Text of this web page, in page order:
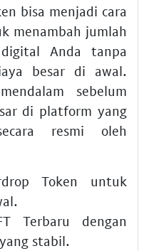
bisa menjadi cara
menambah jumlah
Anda tanpa
besar di awal.
sebelum
di platform yang
resmi oleh
Token untuk
Terbaru dengan
stabil.